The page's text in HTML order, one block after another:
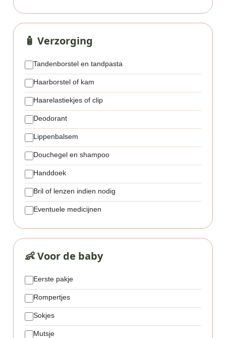
🧴 Verzorging
Tandenborstel en tandpasta
Haarborstel of kam
Haarelastiekjes of clip
Deodorant
Lippenbalsem
Douchegel en shampoo
Handdoek
Bril of lenzen indien nodig
Eventuele medicijnen
👶 Voor de baby
Eerste pakje
Rompertjes
Sokjes
Mutsje